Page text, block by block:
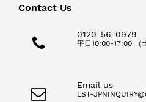
Contact Us
0120-56-0979
平日10:00-17:00 （
Email us
LST-